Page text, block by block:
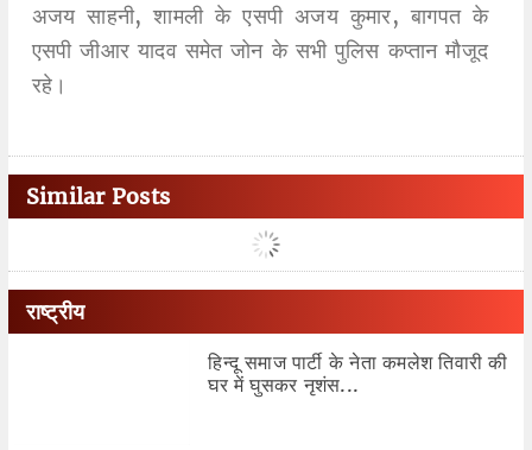
अजय साहनी, शामली के एसपी अजय कुमार, बागपत के
एसपी जीआर यादव समेत जोन के सभी पुलिस कप्तान मौजूद
रहे।
Similar Posts
राष्ट्रीय
हिन्दू समाज पार्टी के नेता कमलेश तिवारी की
घर में घुसकर नृशंस...